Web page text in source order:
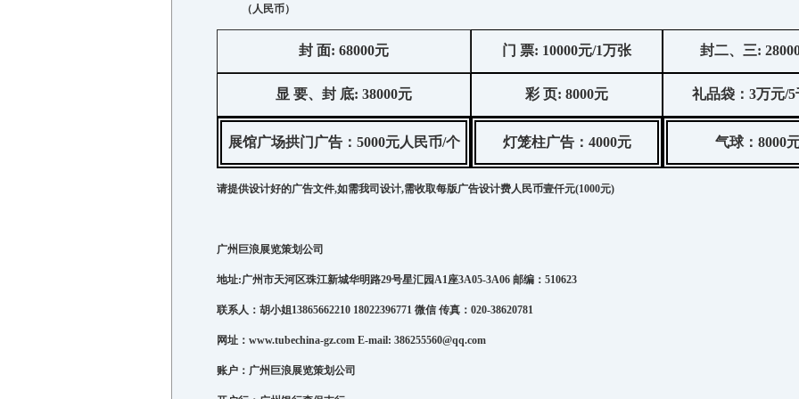
（人民币）
封 面: 68000元 门 票: 10000元/1万张 封二、三:
显 要、封 底: 38000元 彩 页: 8000元 礼品袋： 3万元/5
展馆广场拱门广告： 5000元人民币/个 灯笼柱广告： 4000元 气球： 8000
请提供设计好的广告文件,如需我司设计,需收取每版广告设计费人民币壹仟元(1000元)
广州巨浪展览策划公司
地址:广州市天河区珠江新城华明路29号星汇园A1座3A05-3A06 邮编： 510623
联系人：胡小姐13865662210 18022396771 微信传真： 020-38620781
网址： www.tubechina-gz.com E-mail: 386255560@qq.com
账户：广州巨浪展览策划公司